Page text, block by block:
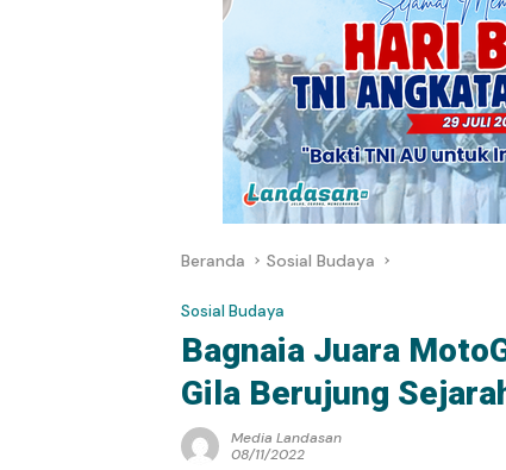
Beranda Sosial Budaya
Sosial Budaya
Bagnaia Juara
Gila Berujung
Media Landasan
08/11/2022